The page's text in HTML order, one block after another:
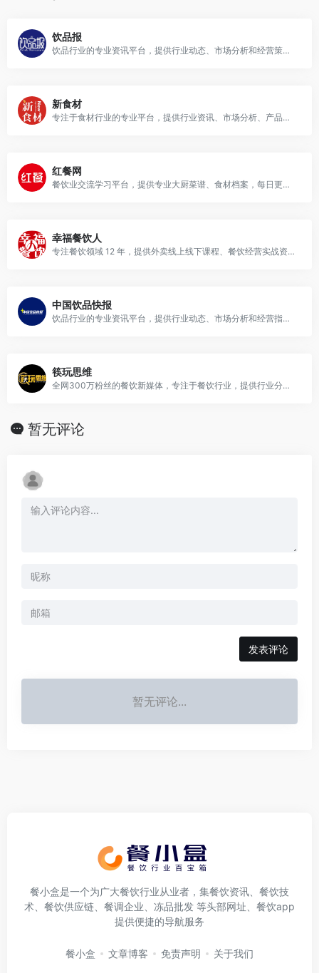
饮品报
饮品行业的专业资讯平台，提供行业动态、市场分析和经营策略等内容.
新食材
专注于食材行业的专业平台，提供行业资讯、市场分析、产品创新等内容，为食材供应商、餐饮企业等提供有价值的决策参考和行业洞察.
红餐网
餐饮业交流学习平台，提供专业大厨菜谱、食材档案，每日更新餐饮资讯和业内动态。
幸福餐饮人
专注餐饮领域 12 年，提供外卖线上线下课程、餐饮经营实战资料等，助力餐饮人实现业绩增长。
中国饮品快报
饮品行业的专业资讯平台，提供行业动态、市场分析和经营指导等内容.
筷玩思维
全网300万粉丝的餐饮新媒体，专注于餐饮行业，提供行业分析、经营策略、品牌案例等内容。
暂无评论
发表评论
暂无评论...
餐小盒是一个为广大餐饮行业从业者，集餐饮资讯、餐饮技
术、餐饮供应链、餐调企业、冻品批发 等头部网址、餐饮app
提供便捷的导航服务
餐小盒 文章博客 免责声明 关于我们